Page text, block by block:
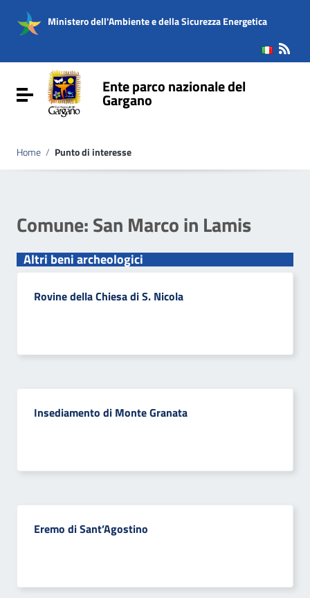
Vai al menu di navigazione
Vai al footer
Ministero dell'Ambiente e della Sicurezza Energetica
Attiva / disattiva la navigazioneEnte parco nazionale del
Gargano
Home / Punto di interesse
Comune:San Marco in Lamis
Altri beni archeologici
Rovine della Chiesa di S. Nicola
Insediamento di Monte Granata
Eremo di Sant’Agostino